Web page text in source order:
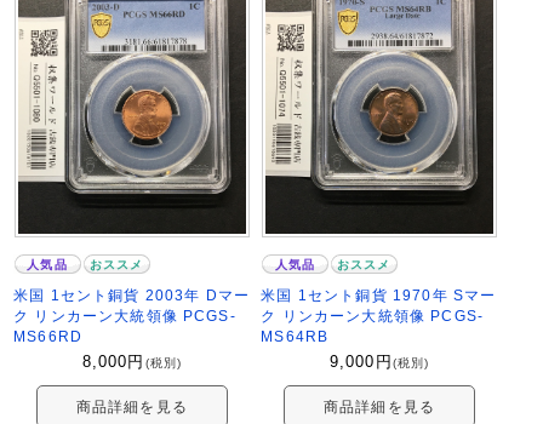
人気品 おススメ
米国 1セント銅貨 2003年 Dマー
ク リンカーン大統領像 PCGS-
MS66RD
8,000 円 (税別)
商品詳細を見る
人気品 おススメ
米国 1セント銅貨 1970年 Sマー
ク リンカーン大統領像 PCGS-
MS64RB
9,000 円 (税別)
商品詳細を見る